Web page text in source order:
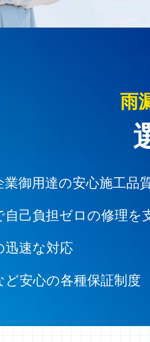
雨
業御用達の安心施工品
自己負担ゼロの修理を
迅速な対応
ど安心の各種保証制度